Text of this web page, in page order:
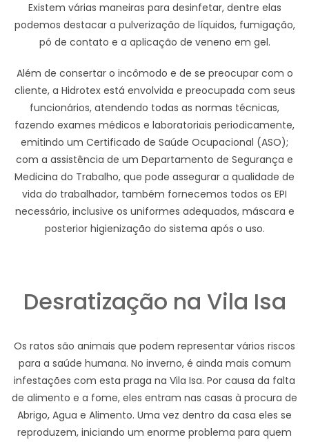
Existem várias maneiras para desinfetar, dentre elas
podemos destacar a pulverização de líquidos, fumigação,
pó de contato e a aplicação de veneno em gel.
Além de consertar o incômodo e de se preocupar com o
cliente, a Hidrotex está envolvida e preocupada com seus
funcionários, atendendo todas as normas técnicas,
fazendo exames médicos e laboratoriais periodicamente,
emitindo um Certificado de Saúde Ocupacional (ASO);
com a assistência de um Departamento de Segurança e
Medicina do Trabalho, que pode assegurar a qualidade de
vida do trabalhador, também fornecemos todos os EPI
necessário, inclusive os uniformes adequados, máscara e
posterior higienização do sistema após o uso.
Desratização na Vila Isa
Os ratos são animais que podem representar vários riscos
para a saúde humana. No inverno, é ainda mais comum
infestações com esta praga na Vila Isa. Por causa da falta
de alimento e a fome, eles entram nas casas à procura de
Abrigo, Agua e Alimento. Uma vez dentro da casa eles se
reproduzem, iniciando um enorme problema para quem